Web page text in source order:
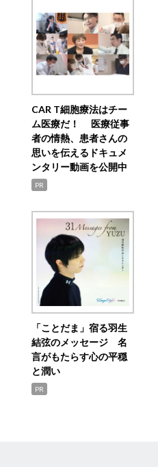
CAR T細胞療法はチー
ム医療だ！ 医療従事
者の情熱、患者さんの
思いを伝えるドキュメ
ンタリー動画を公開中
PR
「ことだま」宿る羽生
結弦のメッセージ 名
言がもたらす心の平穏
と潤い
PR